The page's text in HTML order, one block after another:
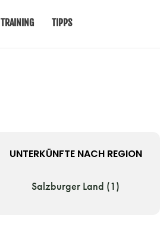
TRAINING TIPPS
UNTERKÜNFTE NACH REGION
Salzburger Land (1)